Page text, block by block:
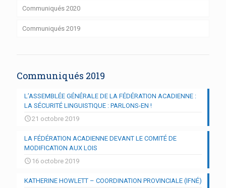
Communiqués 2020
Communiqués 2019
Communiqués 2019
L’ASSEMBLÉE GÉNÉRALE DE LA FÉDÉRATION ACADIENNE :
LA SÉCURITÉ LINGUISTIQUE : PARLONS-EN !
21 octobre 2019
LA FÉDÉRATION ACADIENNE DEVANT LE COMITÉ DE
MODIFICATION AUX LOIS
16 octobre 2019
KATHERINE HOWLETT – COORDINATION PROVINCIALE (IFNÉ)